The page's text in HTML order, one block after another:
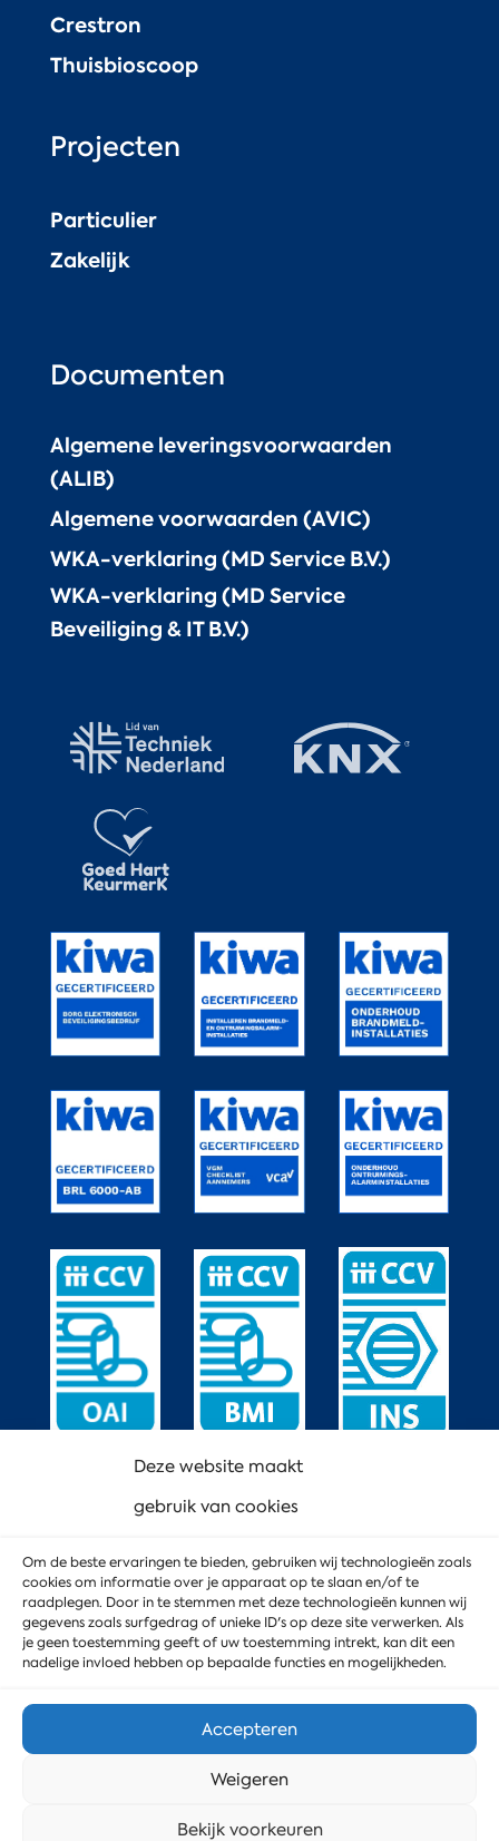
Deze website maakt
gebruik van cookies
Om de beste ervaringen te bieden, gebruiken wij technologieën zoals
cookies om informatie over je apparaat op te slaan en/of te
raadplegen. Door in te stemmen met deze technologieën kunnen wij
gegevens zoals surfgedrag of unieke ID's op deze site verwerken. Als
je geen toestemming geeft of uw toestemming intrekt, kan dit een
nadelige invloed hebben op bepaalde functies en mogelijkheden.
Accepteren
Weigeren
Bekijk voorkeuren
Crestron
Thuisbioscoop
Projecten
Particulier
Zakelijk
Documenten
Algemene leveringsvoorwaarden
(ALIB)
Algemene voorwaarden (AVIC)
WKA-verklaring (MD Service B.V.)
WKA-verklaring (MD Service
Beveiliging & IT B.V.)
Privacyverklaring
Webdesign door DoubleWeb
Stuur ons een bericht